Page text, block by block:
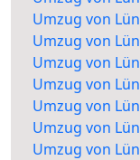
Umzug von
Umzug von
Umzug von
Umzug von
Umzug von
Umzug von
Umzug von